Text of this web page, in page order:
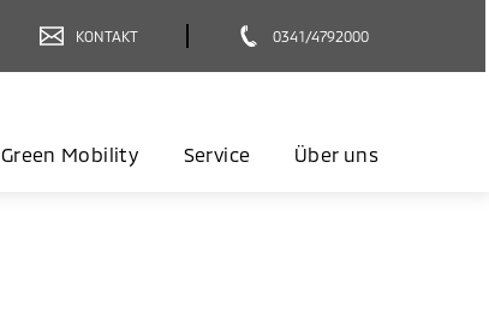
KONTAKT 0341/4792000
Green Mobility Service Über uns